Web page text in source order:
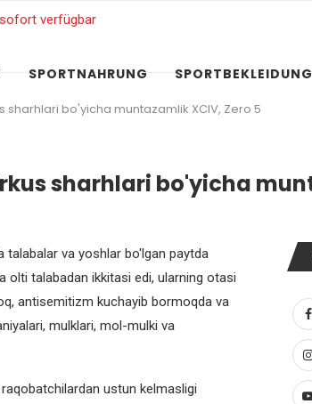
SPORTNAHRUNG SPORTBEKLEIDUNG
bo'yicha muntazamlik XCIV, Zero 5
sharhlari bo'yicha
talabalar va yoshlar bo'lgan paytda
olti talabadan ikkitasi edi, ularning otasi
antisemitizm kuchayib bormoqda va
mulklari, mol-mulki va
ustun kelmasligi